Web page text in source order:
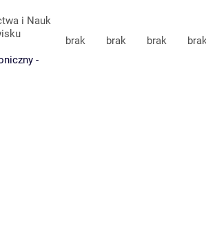
i Nauk
-
brak brak brak